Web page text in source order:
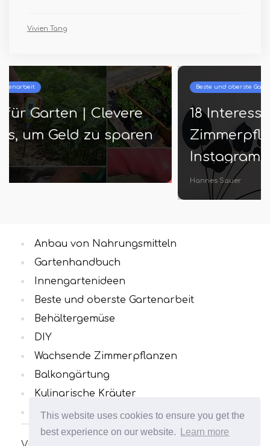
This website uses cookies to ensure you get the
best experience on our website.
Learn more
Vivien Tang
Beste und oberste Gartenarbeit
18 Interessante schwarze
Zimmerpflanzbilder von
Instagram
Hannes Sauer
Anbau von Nahrungsmitteln
Gartenhandbuch
Innengartenideen
Beste und oberste Gartenarbeit
Behältergemüse
DIY
Wachsende Zimmerpflanzen
Balkongärtung
Kulinarische Kräuter
Alle Kategorien